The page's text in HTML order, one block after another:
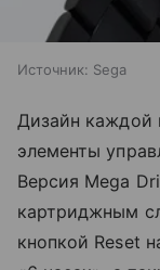
Источник: Sega
Дизайн каждой
элементы
Версия Mega
картриджным
кнопкой Reset